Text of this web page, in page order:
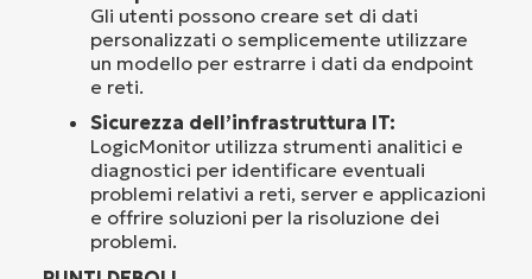
Gli utenti possono creare set di dati
personalizzati o semplicemente utilizzare
un modello per estrarre i dati da endpoint
e reti.
Sicurezza dell’infrastruttura IT:
LogicMonitor utilizza strumenti analitici e
diagnostici per identificare eventuali
problemi relativi a reti, server e applicazioni
e offrire soluzioni per la risoluzione dei
problemi.